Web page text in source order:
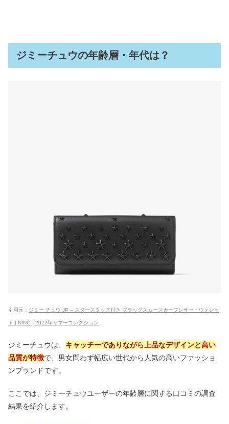
ジミーチュウの年齢層・年代は？
引用元： ジミー チュウ JP – スタースタッズ付き ブラックスムースカーフレザー・ウォレッ
ト | NINO | 2022年サマーコレクション
ジミーチュウは、 キャッチーでありながら上品なデザインと高い
品質が特徴で、男女問わず幅広い世代から人気の高いファッショ
ンブランドです。
ここでは、ジミーチュウユーザーの年齢層に関する口コミの調査
結果を紹介します。